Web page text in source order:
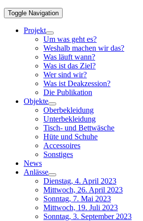
Toggle Navigation
Projekt
Um was geht es?
Weshalb machen wir das?
Was läuft wann?
Was ist das Ziel?
Wer sind wir?
Was ist Deakzession?
Die Publikation
Objekte
Oberbekleidung
Unterbekleidung
Tisch- und Bettwäsche
Hüte und Schuhe
Accessoires
Sonstiges
News
Anlässe
Dienstag, 4. April 2023
Mittwoch, 26. April 2023
Sonntag, 7. Mai 2023
Mittwoch, 19. Juli 2023
Sonntag, 3. September 2023